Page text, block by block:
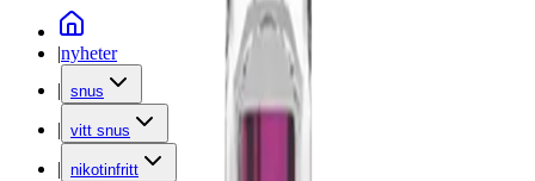
|nyheter
| snus
| vitt snus
| nikotinfritt